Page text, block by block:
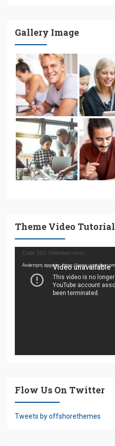
Gallery Image
Theme Video Tutorial
Πρόγραμμα
Αναπαραγωγής
Βίντεο
Code 150: Unknown error.
Ανάκτηση αρχείου: https://
Flow Us On Twitter
Tweets by offshorethemes